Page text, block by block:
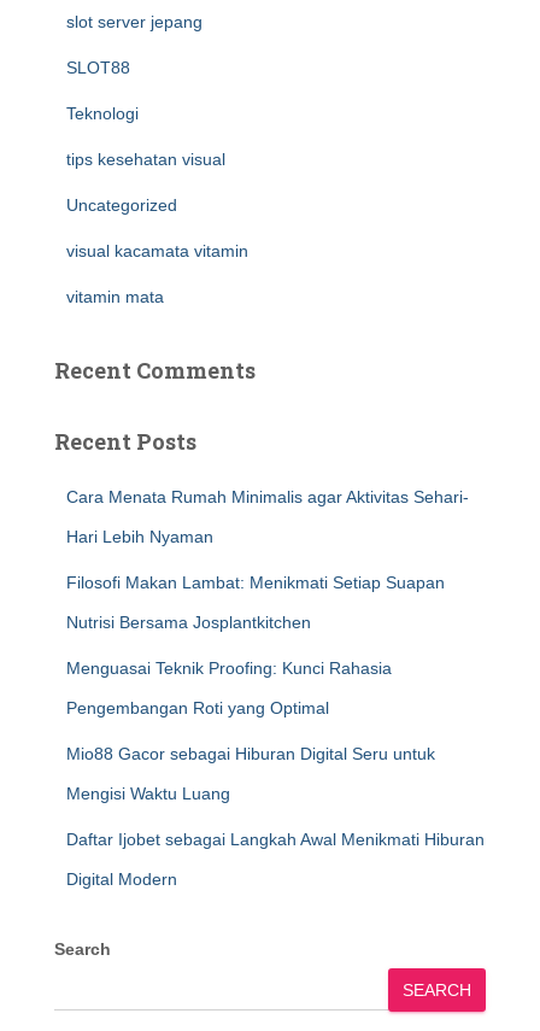
slot server jepang
SLOT88
Teknologi
tips kesehatan visual
Uncategorized
visual kacamata vitamin
vitamin mata
Recent Comments
Recent Posts
Cara Menata Rumah Minimalis agar Aktivitas Sehari-
Hari Lebih Nyaman
Filosofi Makan Lambat: Menikmati Setiap Suapan
Nutrisi Bersama Josplantkitchen
Menguasai Teknik Proofing: Kunci Rahasia
Pengembangan Roti yang Optimal
Mio88 Gacor sebagai Hiburan Digital Seru untuk
Mengisi Waktu Luang
Daftar Ijobet sebagai Langkah Awal Menikmati Hiburan
Digital Modern
Search
SEARCH